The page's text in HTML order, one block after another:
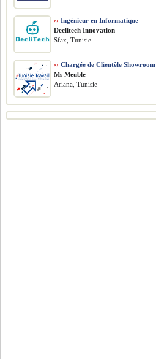
›› Ingénieur en Informatique
Declitech Innovation
Sfax, Tunisie
›› Chargée de Clientèle Showroom
Ms Meuble
Ariana, Tunisie